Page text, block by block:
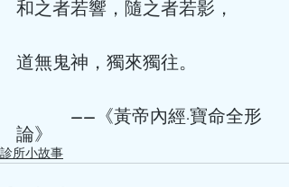
和之者若響，隨之者若影，
道無鬼神，獨來獨往。
論》
診所小故事